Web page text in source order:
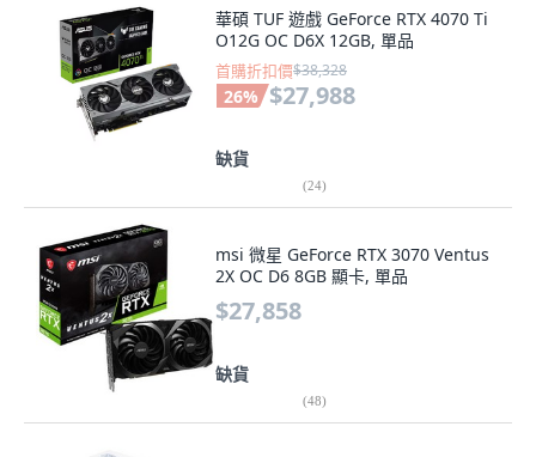
華碩 TUF 遊戲 GeForce RTX 4070 Ti
O12G OC D6X 12GB, 單品
首購折扣價$38,328
26% $27,988
缺貨
(24)
msi 微星 GeForce RTX 3070 Ventus
2X OC D6 8GB 顯卡, 單品
$27,858
缺貨
(48)